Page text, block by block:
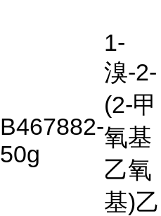
B467882-
50g
1-
溴-2-
(2-甲
氧基
乙氧
基)乙